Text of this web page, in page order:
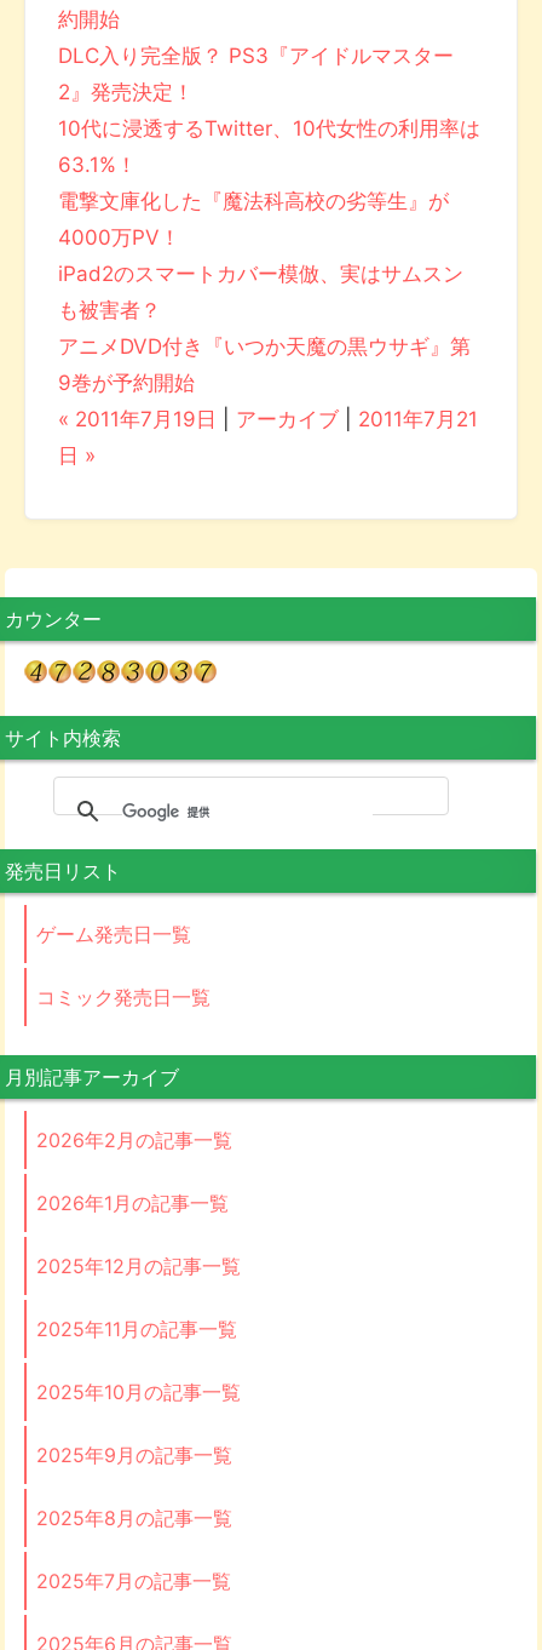
約開始
DLC入り完全版？ PS3『アイドルマスター
2』発売決定！
10代に浸透するTwitter、10代女性の利用率は
63.1%！
電撃文庫化した『魔法科高校の劣等生』が
4000万PV！
iPad2のスマートカバー模倣、実はサムスン
も被害者？
アニメDVD付き『いつか天魔の黒ウサギ』第
9巻が予約開始
« 2011年7月19日
アーカイブ
2011年7月21
日 »
カウンター
サイト内検索
発売日リスト
ゲーム発売日一覧
コミック発売日一覧
月別記事アーカイブ
2026年2月の記事一覧
2026年1月の記事一覧
2025年12月の記事一覧
2025年11月の記事一覧
2025年10月の記事一覧
2025年9月の記事一覧
2025年8月の記事一覧
2025年7月の記事一覧
2025年6月の記事一覧